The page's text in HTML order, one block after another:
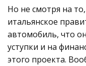
Но не смотря на
итальянское
автомобиль, что
уступки и на
этого проекта.